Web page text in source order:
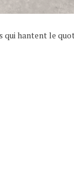
hantent le